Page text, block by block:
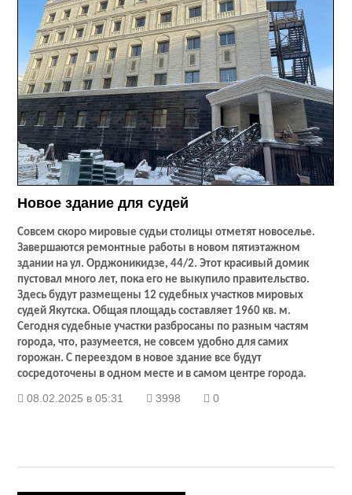
Новое здание для судей
Совсем скоро мировые судьи столицы отметят новоселье.
Завершаются ремонтные работы в новом пятиэтажном
здании на ул. Орджоникидзе, 44/2. Этот красивый домик
пустовал много лет, пока его не выкупило правительство.
Здесь будут размещены 12 судебных участков мировых
судей Якутска. Общая площадь составляет 1960 кв. м.
Сегодня судебные участки разбросаны по разным частям
города, что, разумеется, не совсем удобно для самих
горожан. С переездом в новое здание все будут
сосредоточены в одном месте и в самом центре города.
08.02.2025 в 05:31 3998 0